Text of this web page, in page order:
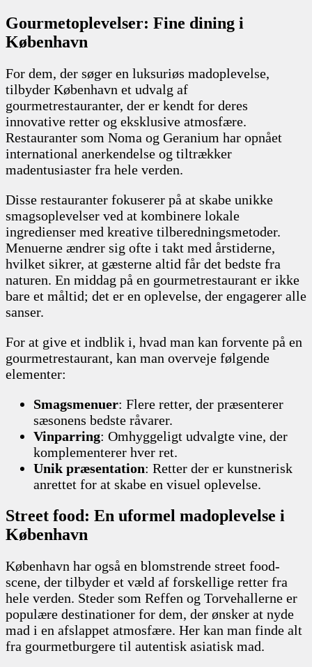
Gourmetoplevelser: Fine dining i
København
For dem, der søger en luksuriøs madoplevelse,
tilbyder København et udvalg af
gourmetrestauranter, der er kendt for deres
innovative retter og eksklusive atmosfære.
Restauranter som Noma og Geranium har opnået
international anerkendelse og tiltrækker
madentusiaster fra hele verden.
Disse restauranter fokuserer på at skabe unikke
smagsoplevelser ved at kombinere lokale
ingredienser med kreative tilberedningsmetoder.
Menuerne ændrer sig ofte i takt med årstiderne,
hvilket sikrer, at gæsterne altid får det bedste fra
naturen. En middag på en gourmetrestaurant er ikke
bare et måltid; det er en oplevelse, der engagerer alle
sanser.
For at give et indblik i, hvad man kan forvente på en
gourmetrestaurant, kan man overveje følgende
elementer:
Smagsmenuer: Flere retter, der præsenterer
sæsonens bedste råvarer.
Vinparring: Omhyggeligt udvalgte vine, der
komplementerer hver ret.
Unik præsentation: Retter der er kunstnerisk
anrettet for at skabe en visuel oplevelse.
Street food: En uformel madoplevelse i
København
København har også en blomstrende street food-
scene, der tilbyder et væld af forskellige retter fra
hele verden. Steder som Reffen og Torvehallerne er
populære destinationer for dem, der ønsker at nyde
mad i en afslappet atmosfære. Her kan man finde alt
fra gourmetburgere til autentisk asiatisk mad.